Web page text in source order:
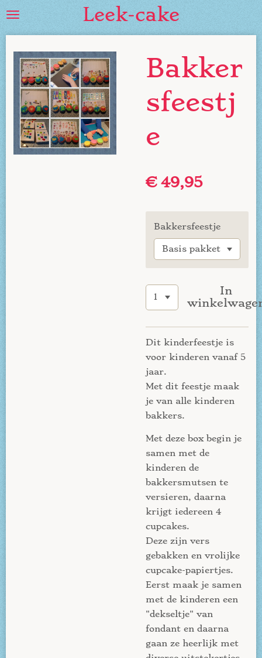
Ga
hoofdinhoud
Leek-cake
Bakker
sfeestj
e
€ 49,95
Bakkersfeestje
In
Dit kinderfeestje is
voor kinderen vanaf 5
jaar.
Met dit feestje maak
je van alle kinderen
bakkers.
Met deze box begin je
samen met de
kinderen de
bakkersmutsen te
versieren, daarna
krijgt iedereen 4
cupcakes.
Deze zijn vers
gebakken en vrolijke
cupcake-papiertjes.
Eerst maak je samen
met de kinderen een
"dekseltje" van
fondant en daarna
gaan ze heerlijk met